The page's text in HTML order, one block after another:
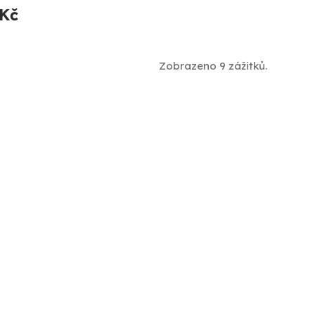
Zobrazeno 9 zážitků.